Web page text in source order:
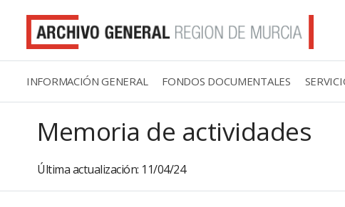
INFORMACIÓN GENERAL FONDOS DOCUMENTALES
Memoria de actividades
Última actualización: 11/04/24